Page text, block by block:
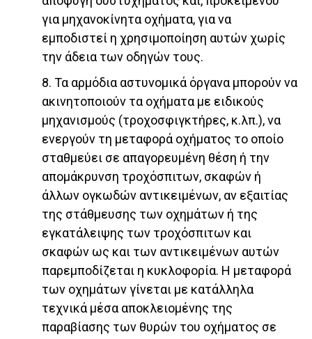
για μηχανοκίνητα οχήματα, για να
εμποδιστεί η χρησιμοποίηση αυτών χωρίς
την άδεια των οδηγών τους.
8. Τα αρμόδια αστυνομικά όργανα μπορούν να
ακινητοποιούν τα οχήματα με ειδικούς
μηχανισμούς (τροχοσφιγκτήρες, κ.λπ.), να
ενεργούν τη μεταφορά οχήματος το οποίο
σταθμεύει σε απαγορευμένη θέση ή την
απομάκρυνση τροχόσπιτων, σκαφών ή
άλλων ογκωδών αντικειμένων, αν εξαιτίας
της στάθμευσης των οχημάτων ή της
εγκατάλειψης των τροχόσπιτων και
σκαφών ως και των αντικειμένων αυτών
παρεμποδίζεται η κυκλοφορία. Η μεταφορά
των οχημάτων γίνεται με κατάλληλα
τεχνικά μέσα αποκλειομένης της
παραβίασης των θυρών του οχήματος σε